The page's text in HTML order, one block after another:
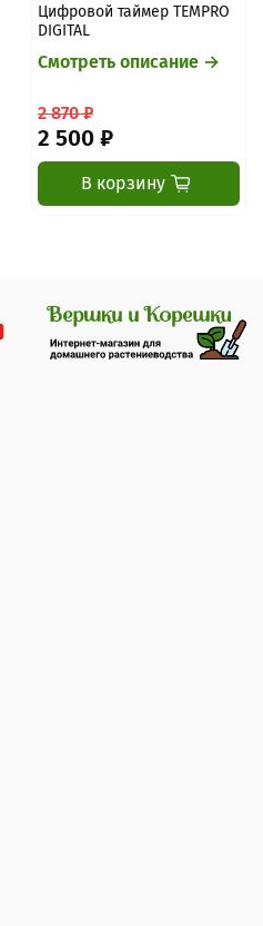
Цифровой таймер TEMPRO
DIGITAL
Смотреть описание →
2 870 ₽
2 500 ₽
В корзину